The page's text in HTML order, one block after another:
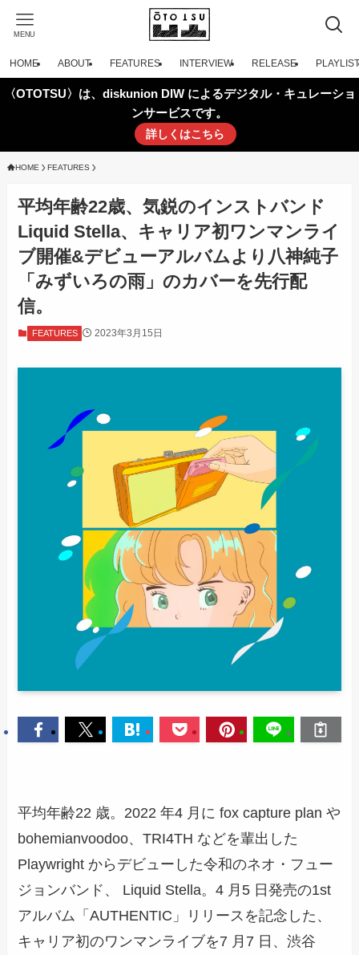
MENU
HOME ABOUT FEATURES INTERVIEW RELEASE PLAYLIST
〈OTOTSU〉は、diskunion DIW によるデジタル・キュレーショ
ンサービスです。
詳しくはこちら
HOME FEATURES
平均年齢22歳、気鋭のインストバンド
Liquid Stella、キャリア初ワンマンライ
ブ開催&デビューアルバムより八神純子
「みずいろの雨」のカバーを先行配
信。
FEATURES 2023年3月15日
平均年齢22 歳。2022 年4 月に fox capture plan や
bohemianvoodoo、TRI4TH などを輩出した
Playwright からデビューした令和のネオ・フュー
ジョンバンド、 Liquid Stella。4 月5 日発売の1st
アルバム「AUTHENTIC」リリースを記念した、
キャリア初のワンマンライブを7 月7 日、渋谷